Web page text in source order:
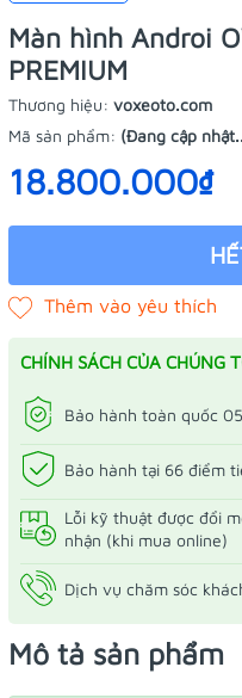
Màn hình Androi
PREMIUM
Thương hiệu: voxeoto.com
Mã sản phẩm: (Đang cập
18.800.000₫
CHÍNH SÁCH CỦA CHÚNG
Bảo hành toàn quốc
Bảo hành tại 66 điểm
Lỗi kỹ thuật được đổi
nhận (khi mua online)
Dịch vụ chăm sóc
Mô tả sản phẩm